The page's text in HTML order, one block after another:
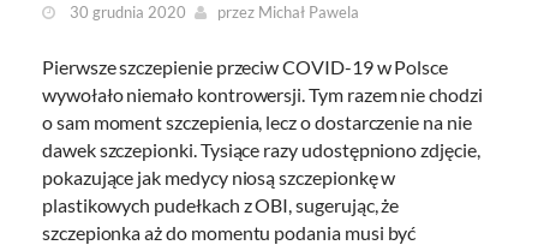
30 grudnia 2020 przez Michał Pawela
Pierwsze szczepienie przeciw COVID-19 w Polsce
wywołało niemało kontrowersji. Tym razem nie chodzi
o sam moment szczepienia, lecz o dostarczenie na nie
dawek szczepionki. Tysiące razy udostępniono zdjęcie,
pokazujące jak medycy niosą szczepionkę w
plastikowych pudełkach z OBI, sugerując, że
szczepionka aż do momentu podania musi być